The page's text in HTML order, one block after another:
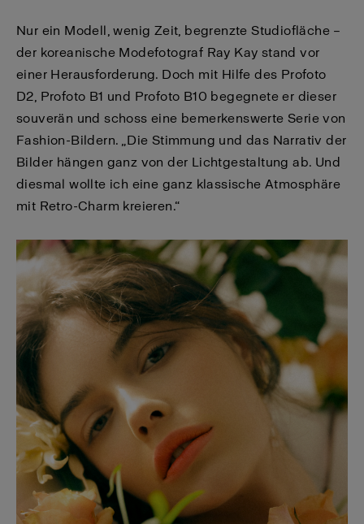
Nur ein Modell, wenig Zeit, begrenzte Studiofläche –
der koreanische Modefotograf Ray Kay stand vor
einer Herausforderung. Doch mit Hilfe des Profoto
D2, Profoto B1 und Profoto B10 begegnete er dieser
souverän und schoss eine bemerkenswerte Serie von
Fashion-Bildern. „Die Stimmung und das Narrativ der
Bilder hängen ganz von der Lichtgestaltung ab. Und
diesmal wollte ich eine ganz klassische Atmosphäre
mit Retro-Charm kreieren.“